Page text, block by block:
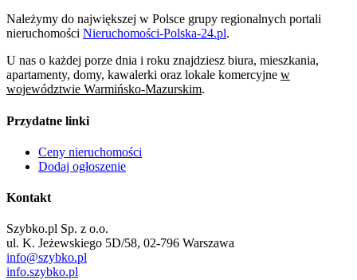
Należymy do największej w Polsce grupy regionalnych portali
nieruchomości Nieruchomości-Polska-24.pl.
U nas o każdej porze dnia i roku znajdziesz biura, mieszkania,
apartamenty, domy, kawalerki oraz lokale komercyjne w
województwie Warmińsko-Mazurskim.
Przydatne linki
Ceny nieruchomości
Dodaj ogłoszenie
Kontakt
Szybko.pl Sp. z o.o.
ul. K. Jeżewskiego 5D/58, 02-796 Warszawa
info@szybko.pl
info.szybko.pl